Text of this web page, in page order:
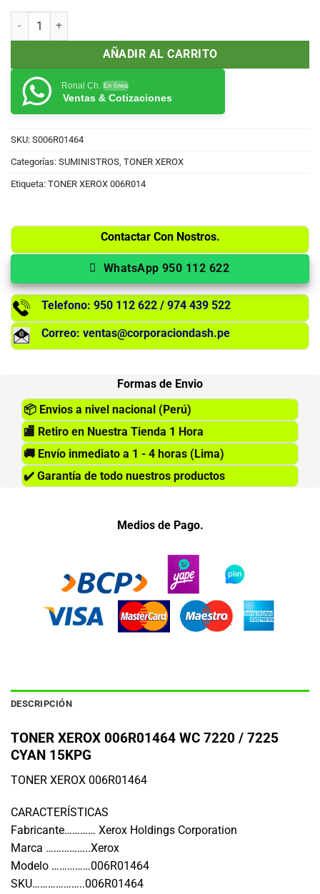
TONER XEROX 006R01464 WC 7220 / 7225 CYAN 15KPG cantidad
AÑADIR AL CARRITO
Ronal Ch. En línea
Ventas & Cotizaciones
SKU: S006R01464
Categorías: SUMINISTROS, TONER XEROX
Etiqueta: TONER XEROX 006R014
Contactar Con Nostros.
WhatsApp 950 112 622
Telefono: 950 112 622 / 974 439 522
Correo: ventas@corporaciondash.pe
Formas de Envio
📦 Envios a nivel nacional (Perú)
🏬 Retiro en Nuestra Tienda 1 Hora
🚚 Envío inmediato a 1 - 4 horas (Lima)
✔️ Garantía de todo nuestros productos
Medios de Pago.
DESCRIPCIÓN
TONER XEROX 006R01464 WC 7220 / 7225
CYAN 15KPG
TONER XEROX 006R01464
CARACTERÍSTICAS
Fabricante………… Xerox Holdings Corporation
Marca ……………..Xerox
Modelo ……………006R01464
SKU………………..006R01464